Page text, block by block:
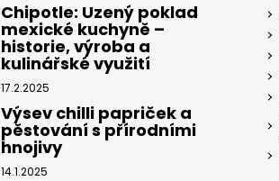
Chipotle: Uzený poklad
mexické kuchyně –
historie, výroba a
kulinářské využití
17.2.2025
Výsev chilli papriček a
pěstování s přírodními
hnojivy
14.1.2025